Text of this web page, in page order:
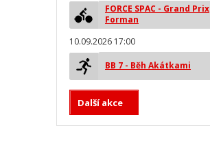
FORCE SPAC - Grand Prix
Forman
10.09.2026 17:00
BB 7 - Běh Akátkami
Další akce